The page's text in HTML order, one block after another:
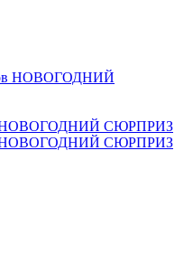
НОВОГОДНИЙ СЮРПРИЗ
НОВОГОДНИЙ СЮРПРИЗ